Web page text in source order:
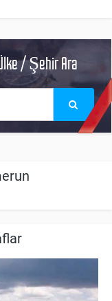
/ Şehir Ara